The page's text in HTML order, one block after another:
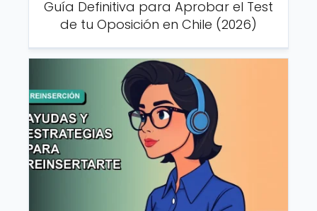
Guía Definitiva para Aprobar el Test
de tu Oposición en Chile (2026)